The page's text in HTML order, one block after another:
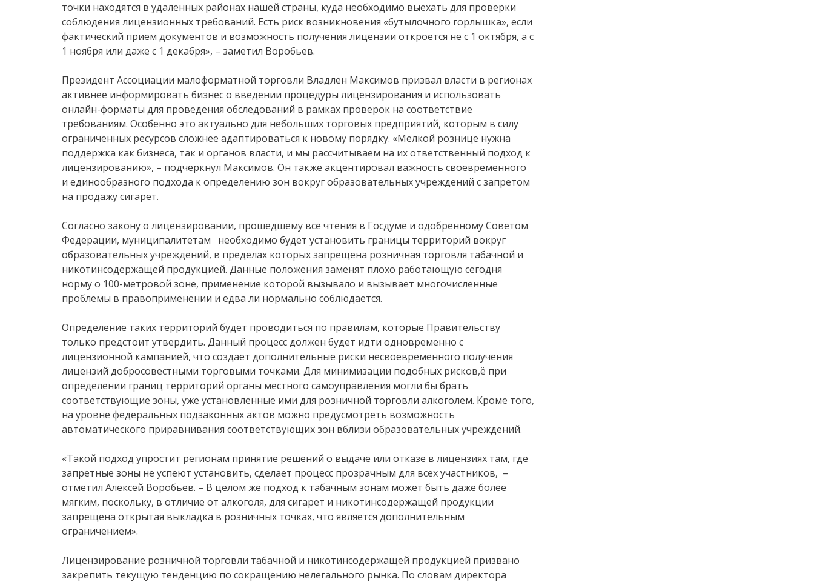
точки находятся в удаленных районах нашей страны, куда необходимо выехать для проверки
соблюдения лицензионных требований. Есть риск возникновения «бутылочного горлышка», если
фактический прием документов и возможность получения лицензии откроется не с 1 октября, а с
1 ноября или даже с 1 декабря», – заметил Воробьев.
Президент Ассоциации малоформатной торговли Владлен Максимов призвал власти в регионах
активнее информировать бизнес о введении процедуры лицензирования и использовать
онлайн-форматы для проведения обследований в рамках проверок на соответствие
требованиям. Особенно это актуально для небольших торговых предприятий, которым в силу
ограниченных ресурсов сложнее адаптироваться к новому порядку. «Мелкой рознице нужна
поддержка как бизнеса, так и органов власти, и мы рассчитываем на их ответственный подход к
лицензированию», – подчеркнул Максимов. Он также акцентировал важность своевременного
и единообразного подхода к определению зон вокруг образовательных учреждений с запретом
на продажу сигарет.
Согласно закону о лицензировании, прошедшему все чтения в Госдуме и одобренному Советом
Федерации, муниципалитетам необходимо будет установить границы территорий вокруг
образовательных учреждений, в пределах которых запрещена розничная торговля табачной и
никотинсодержащей продукцией. Данные положения заменят плохо работающую сегодня
норму о 100-метровой зоне, применение которой вызывало и вызывает многочисленные
проблемы в правоприменении и едва ли нормально соблюдается.
Определение таких территорий будет проводиться по правилам, которые Правительству
только предстоит утвердить. Данный процесс должен будет идти одновременно с
лицензионной кампанией, что создает дополнительные риски несвоевременного получения
лицензий добросовестными торговыми точками. Для минимизации подобных рисков,ё при
определении границ территорий органы местного самоуправления могли бы брать
соответствующие зоны, уже установленные ими для розничной торговли алкоголем. Кроме того,
на уровне федеральных подзаконных актов можно предусмотреть возможность
автоматического приравнивания соответствующих зон вблизи образовательных учреждений.
«Такой подход упростит регионам принятие решений о выдаче или отказе в лицензиях там, где
запретные зоны не успеют установить, сделает процесс прозрачным для всех участников, –
отметил Алексей Воробьев. – В целом же подход к табачным зонам может быть даже более
мягким, поскольку, в отличие от алкоголя, для сигарет и никотинсодержащей продукции
запрещена открытая выкладка в розничных точках, что является дополнительным
ограничением».
Лицензирование розничной торговли табачной и никотинсодержащей продукцией призвано
закрепить текущую тенденцию по сокращению нелегального рынка. По словам директора